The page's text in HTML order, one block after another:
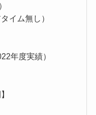
イム無し）
年度実績）